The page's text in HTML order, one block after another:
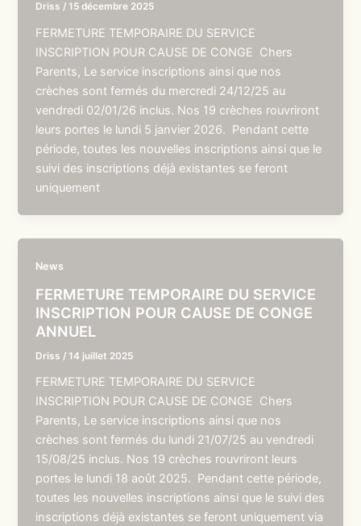
Driss /15 décembre 2025
FERMETURE TEMPORAIRE DU SERVICE
INSCRIPTION POUR CAUSE DE CONGE Chers
Parents, Le service inscriptions ainsi que nos
crèches sont fermés du mercredi 24/12/25 au
vendredi 02/01/26 inclus. Nos 19 crèches rouvriront
leurs portes le lundi 5 janvier 2026. Pendant cette
période, toutes les nouvelles inscriptions ainsi que le
suivi des inscriptions déjà existantes se feront
uniquement
News
FERMETURE TEMPORAIRE DU SERVICE
INSCRIPTION POUR CAUSE DE CONGE
ANNUEL
Driss /14 juillet 2025
FERMETURE TEMPORAIRE DU SERVICE
INSCRIPTION POUR CAUSE DE CONGE Chers
Parents, Le service inscriptions ainsi que nos
crèches sont fermés du lundi 21/07/25 au vendredi
15/08/25 inclus. Nos 19 crèches rouvriront leurs
portes le lundi 18 août 2025. Pendant cette période,
toutes les nouvelles inscriptions ainsi que le suivi des
inscriptions déjà existantes se feront uniquement via